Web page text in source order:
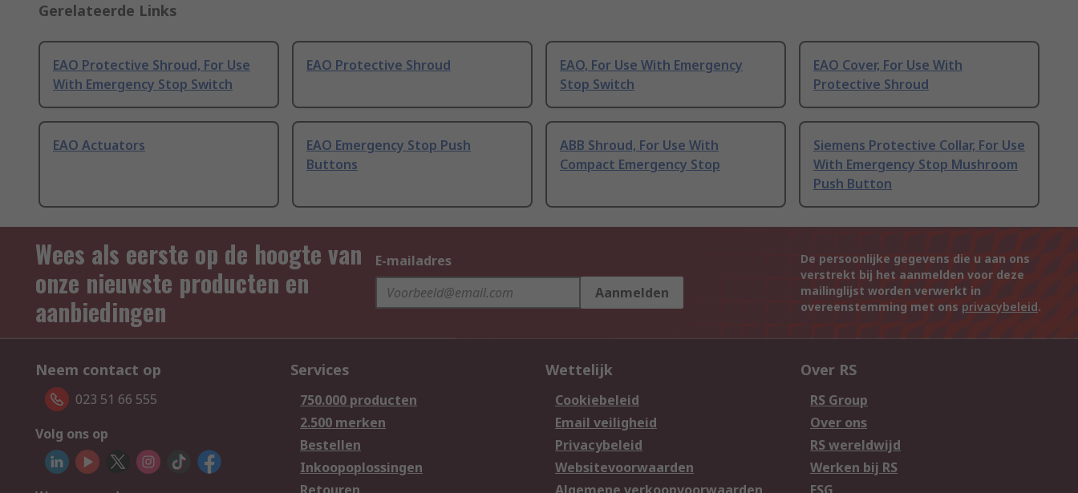
Gerelateerde Links
EAO Protective Shroud, For Use
With Emergency Stop Switch
EAO Protective Shroud
EAO, For Use With Emergency
Stop Switch
EAO Cover, For Use With
Protective Shroud
EAO Actuators
EAO Emergency Stop Push
Buttons
ABB Shroud, For Use With
Compact Emergency Stop
Siemens Protective Collar, For Use
With Emergency Stop Mushroom
Push Button
Wees als eerste op de hoogte van
onze nieuwste producten en
aanbiedingen
E-mailadres
Aanmelden
De persoonlijke gegevens die u aan ons
verstrekt bij het aanmelden voor deze
mailinglijst worden verwerkt in
overeenstemming met ons privacybeleid.
Neem contact op
023 51 66 555
Volg ons op
Services
750.000 producten
2.500 merken
Bestellen
Inkoopoplossingen
Wettelijk
Cookiebeleid
Email veiligheid
Privacybeleid
Websitevoorwaarden
Over RS
RS Group
Over ons
RS wereldwijd
Werken bij RS